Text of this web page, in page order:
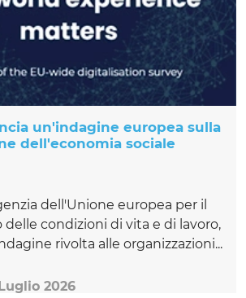
un'indagine europea sulla
dell'economia sociale
dell'Unione europea per il
condizioni di vita e di lavoro,
rivolta alle organizzazioni...
2026